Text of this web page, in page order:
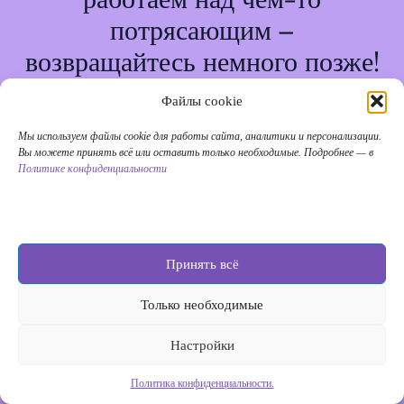
Файлы cookie
Мы используем файлы cookie для работы сайта, аналитики и персонализации.
Вы можете принять всё или оставить только необходимые. Подробнее — в
Политике конфиденциальности
Принять всё
Только необходимые
Настройки
Политика конфиденциальности.
потрясающим –
возвращайтесь немного позже!